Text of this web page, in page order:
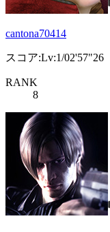
cantona70414
スコア:Lv:1/02'57"26
RANK
8